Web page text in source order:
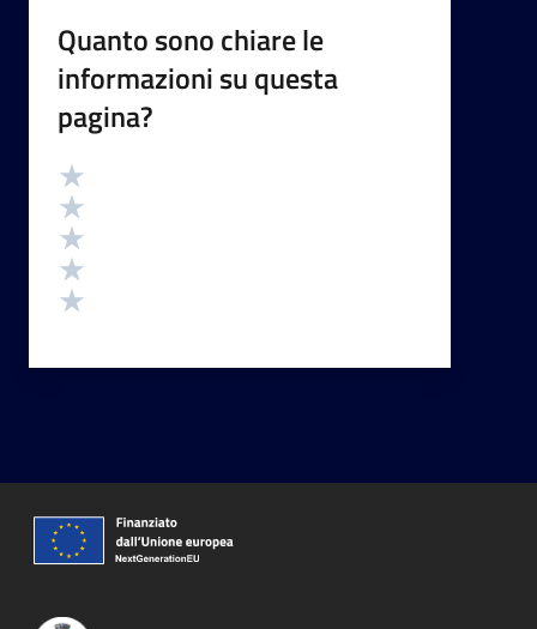
Quanto sono chiare le
informazioni su questa
pagina?
Valutazione